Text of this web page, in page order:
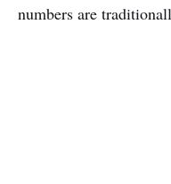
numbers are